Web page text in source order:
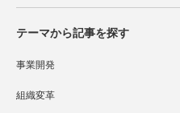
テーマから記事を探す
事業開発
組織変革